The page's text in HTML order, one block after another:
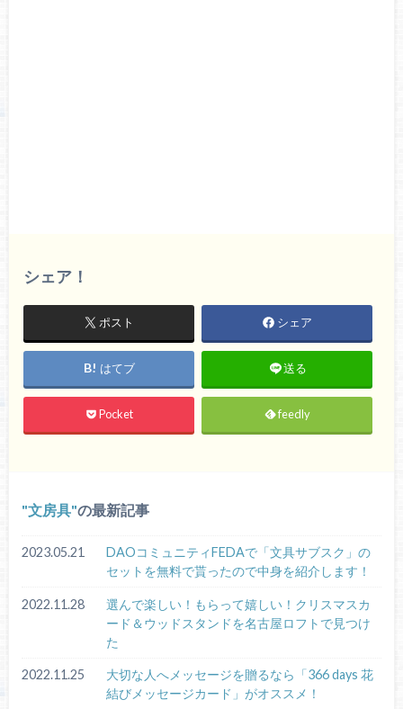
シェア！
ポスト シェア
はてブ 送る
Pocket feedly
文房具 の最新記事
2023.05.21
DAOコミュニティFEDAで「文具サブスク」の
セットを無料で貰ったので中身を紹介します！
2022.11.28
選んで楽しい！もらって嬉しい！クリスマスカ
ード＆ウッドスタンドを名古屋ロフトで見つけ
た
2022.11.25
大切な人へメッセージを贈るなら「366 days 花
結びメッセージカード」がオススメ！